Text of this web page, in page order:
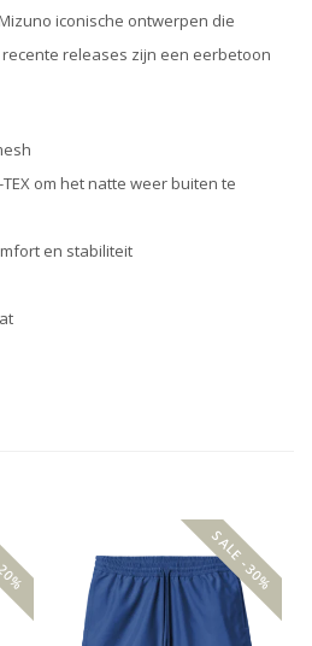
iconische ontwerpen die
releases zijn een eerbetoon
om het natte weer buiten te
en stabiliteit
SALE -30%